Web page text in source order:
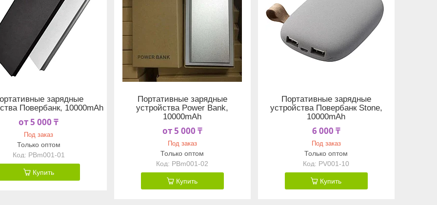
зарядные
Повербанк, 10000mAh
от 5 000 ₸
Под заказ
Только оптом
PBm001-01
Купить
Портативные зарядные
устройства Power Bank,
10000mAh
от 5 000 ₸
Под заказ
Только оптом
PBm001-02
Купить
Портативные зарядные
устройства Повербанк Stone,
10000mAh
6 000 ₸
Под заказ
Только оптом
PV001-10
Купить